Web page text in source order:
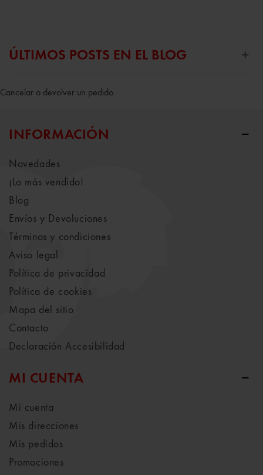
ÚLTIMOS POSTS EN EL BLOG
Cancelar o devolver un pedido
INFORMACIÓN
Novedades
¡Lo más vendido!
Blog
Envíos y Devoluciones
Términos y condiciones
Aviso legal
Política de privacidad
Política de cookies
Mapa del sitio
Contacto
Declaración Accesibilidad
MI CUENTA
Mi cuenta
Mis direcciones
Mis pedidos
Promociones